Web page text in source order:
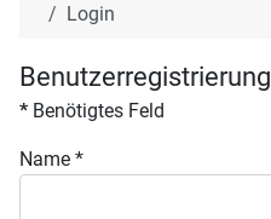
Login
Benutzerregistrierung
* Benötigtes Feld
Name *